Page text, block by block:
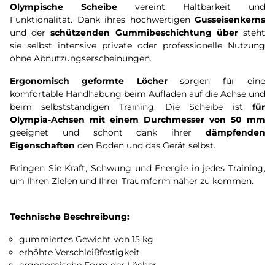
Olympische Scheibe vereint Haltbarkeit und
Funktionalität. Dank ihres hochwertigenGusseisenkerns
und derschützenden Gummibeschichtung übersteht
sie selbst intensive private oder professionelle Nutzung
ohne Abnutzungserscheinungen.
Ergonomisch geformte Löchersorgen für eine
komfortable Handhabung beim Aufladen auf die Achse und
beim selbstständigen Training. Die Scheibe ist für
Olympia-Achsen mit einem Durchmesser von 50 mm
geeignet und schont dank ihrer dämpfenden
Eigenschaften den Boden und das Gerät selbst.
Bringen Sie Kraft, Schwung und Energie in jedes Training,
um Ihren Zielen und Ihrer Traumform näher zu kommen.
Technische Beschreibung:
gummiertes Gewicht von 15 kg
erhöhte Verschleißfestigkeit